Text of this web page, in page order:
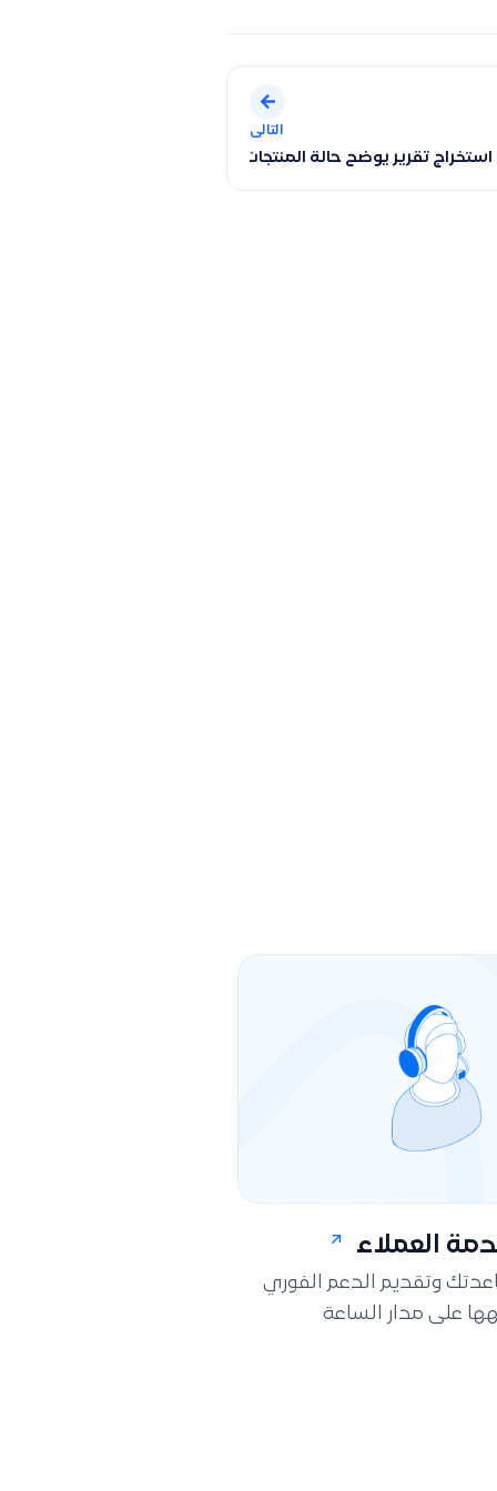
تتبع حركات المنتج (بيع، شراء، جرد، نقل) باستخدام تقارير
التالى
تقرير يوضح حالة المنتجات المخزنة والغير مخزنة وكيفية
العملاء
وتقديم الدعم الفوري
على مدار الساعة